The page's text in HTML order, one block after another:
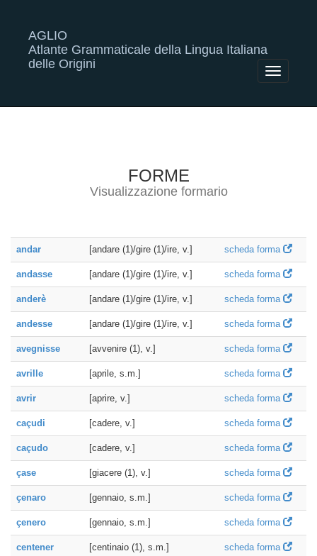
AGLIO
Atlante Grammaticale della Lingua Italiana
delle Origini
Toggle
FORME
Visualizzazione formario
andar [andare (1)/gire (1)/ire, v.] scheda forma
andasse [andare (1)/gire (1)/ire, v.] scheda forma
anderè [andare (1)/gire (1)/ire, v.] scheda forma
andesse [andare (1)/gire (1)/ire, v.] scheda forma
avegnisse [avvenire (1), v.] scheda forma
avrille [aprile, s.m.] scheda forma
avrir [aprire, v.] scheda forma
caçudi [cadere, v.] scheda forma
caçudo [cadere, v.] scheda forma
çase [giacere (1), v.] scheda forma
çenaro [gennaio, s.m.] scheda forma
çenero [gennaio, s.m.] scheda forma
centener [centinaio (1), s.m.] scheda forma